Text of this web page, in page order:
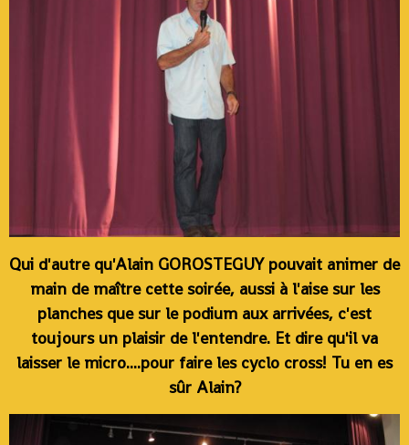
Qui d'autre qu'Alain GOROSTEGUY pouvait animer de
main de maître cette soirée, aussi à l'aise sur les
planches que sur le podium aux arrivées, c'est
toujours un plaisir de l'entendre. Et dire qu'il va
laisser le micro....pour faire les cyclo cross! Tu en es
sûr Alain?